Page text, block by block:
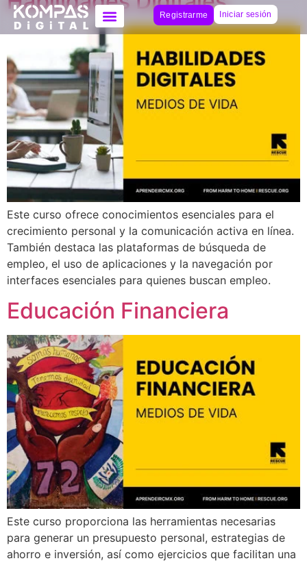
Registrarme Iniciar sesión
Este curso ofrece conocimientos esenciales para el
crecimiento personal y la comunicación activa en línea.
También destaca las plataformas de búsqueda de
empleo, el uso de aplicaciones y la navegación por
interfaces esenciales para quienes buscan empleo.
Educación Financiera
Este curso proporciona las herramientas necesarias
para generar un presupuesto personal, estrategias de
ahorro e inversión, así como ejercicios que facilitan una